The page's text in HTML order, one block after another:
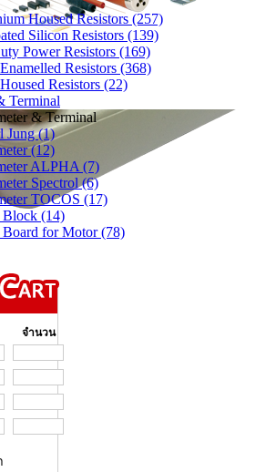
Housed Resistors (257)
Silicon Resistors (139)
Power Resistors (169)
Resistors (368)
Resistors (22)
Terminal
& Terminal
Jung (1)
(12)
ALPHA (7)
Spectrol (6)
TOCOS (17)
Block (14)
Board for Motor (78)
จำนวน